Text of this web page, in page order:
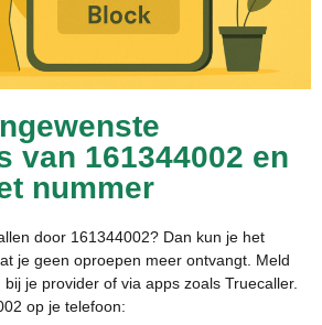
van 161344002 en
nummer
door 161344002? Dan kun je het
je geen oproepen meer ontvangt. Meld
je provider of via apps zoals Truecaller.
op je telefoon: